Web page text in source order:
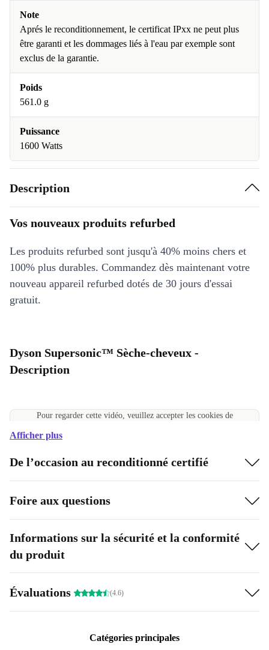
Note
Aprés le reconditionnement, le certificat IPxx ne peut plus
être garanti et les dommages liés à l'eau par exemple sont
exclus de la garantie.
Poids
561.0 g
Puissance
1600 Watts
Description
Vos nouveaux produits refurbed
Les produits refurbed sont jusqu'à 40% moins chers et
100% plus durables. Commandez dès maintenant votre
nouveau appareil refurbed dotés de 30 jours d'essai
gratuit.
Dyson Supersonic™ Sèche-cheveux -
Description
Pour regarder cette vidéo, veuillez accepter les cookies de
Afficher plus
De l’occasion au reconditionné certifié
Foire aux questions
Informations sur la sécurité et la conformité
du produit
Évaluations (4.6)
Catégories principales